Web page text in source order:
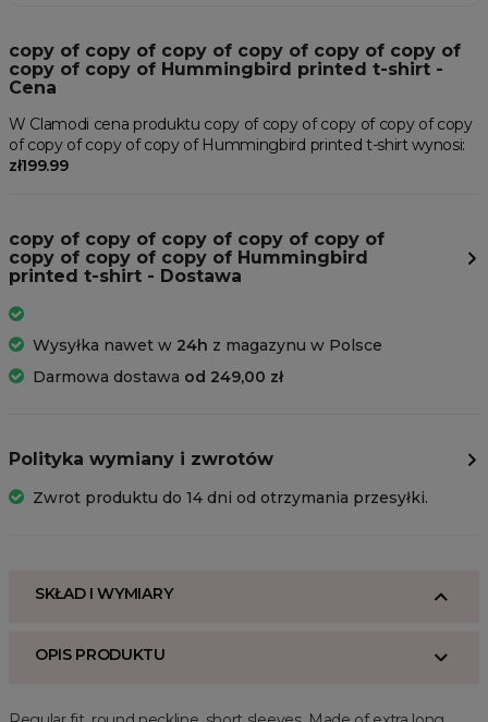
copy of copy of copy of copy of copy of copy of
copy of copy of Hummingbird printed t-shirt -
Cena
W Clamodi cena produktu copy of copy of copy of copy of copy
of copy of copy of copy of Hummingbird printed t-shirt wynosi:
zł199.99
copy of copy of copy of copy of copy of
copy of copy of copy of Hummingbird
printed t-shirt - Dostawa
Wysyłka nawet w 24h z magazynu w Polsce
Darmowa dostawa od 249,00 zł
Polityka wymiany i zwrotów
Zwrot produktu do 14 dni od otrzymania przesyłki.
SKŁAD I WYMIARY
OPIS PRODUKTU